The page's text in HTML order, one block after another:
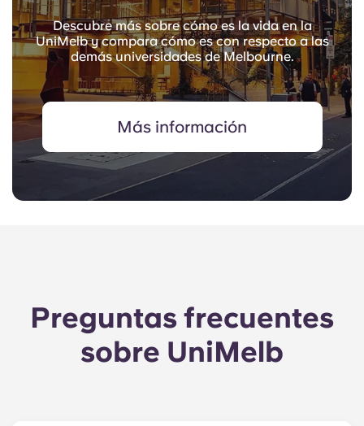
Descubre más sobre cómo es la vida en la
UniMelb y compara cómo es con respecto a las
demás universidades de Melbourne.
Más información
Preguntas frecuentes
sobre UniMelb